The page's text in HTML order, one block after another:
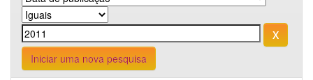
Iniciar uma nova pesquisa